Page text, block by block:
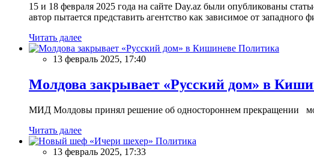
15 и 18 февраля 2025 года на сайте Day.az были опубликованы
автор пытается представить агентство как зависимое от
Читать далее
Политика
13 февраль 2025, 17:40
Молдова закрывает «Русский дом» в
МИД Молдовы принял решение об одностороннем прекращении
Читать далее
Политика
13 февраль 2025, 17:33